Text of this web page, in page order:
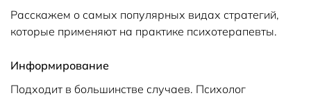
Расскажем о самых популярных видах стратегий,
которые применяют на практике психотерапевты.
Информирование
Подходит в большинстве случаев. Психолог